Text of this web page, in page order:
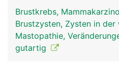
Brustkrebs,
Brustzysten, Zysten in der
Mastopathie,
gutartig